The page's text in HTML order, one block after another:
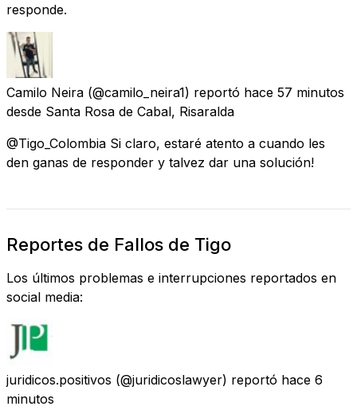
responde.
Camilo Neira (@camilo_neira1) reportó hace 57 minutos
desde Santa Rosa de Cabal, Risaralda
@Tigo_Colombia Si claro, estaré atento a cuando les
den ganas de responder y talvez dar una solución!
Reportes de Fallos de Tigo
Los últimos problemas e interrupciones reportados en
social media:
juridicos.positivos (@juridicoslawyer) reportó hace 6
minutos